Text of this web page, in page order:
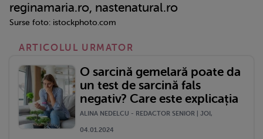
reginamaria.ro, nastenatural.ro
Surse foto: istockphoto.com
ARTICOLUL URMATOR
O sarcină gemelară poate da
un test de sarcină fals
negativ? Care este explicația
ALINA NEDELCU - REDACTOR SENIOR | JOI,
04.01.2024